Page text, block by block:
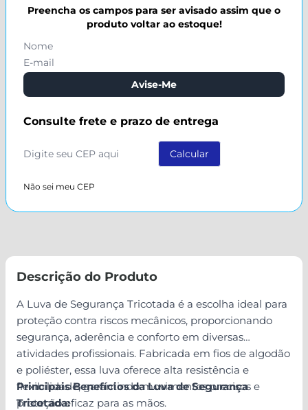
Preencha os campos para ser avisado assim que o
produto voltar ao estoque!
Avise-Me
Consulte frete e prazo de entrega
Não sei meu CEP
Descrição do Produto
A Luva de Segurança Tricotada é a escolha ideal para
proteção contra riscos mecânicos, proporcionando
segurança, aderência e conforto em diversas
atividades profissionais. Fabricada em fios de algodão
e poliéster, essa luva oferece alta resistência e
flexibilidade, garantindo movimentos precisos e
proteção eficaz para as mãos.
Principais Benefícios da Luva de Segurança
Tricotada: